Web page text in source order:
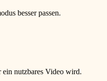
besser passen.
ein nutzbares Video wird.